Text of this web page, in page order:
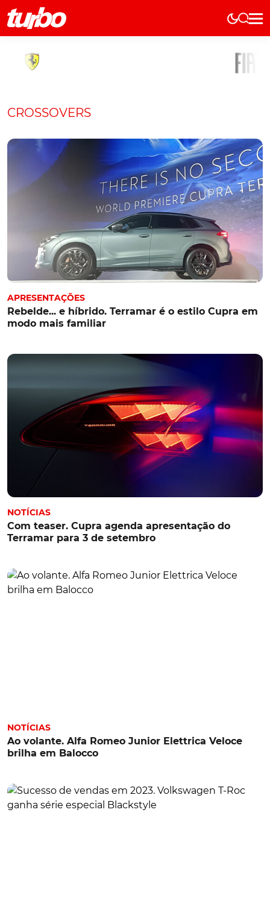
Elétricos
Marcas
História
Comerciais
Curiosidades
Elétricos
CROSSOVERS
APRESENTAÇÕES
Rebelde... e híbrido. Terramar é o estilo Cupra em
modo mais familiar
NOTÍCIAS
Com teaser. Cupra agenda apresentação do
Terramar para 3 de setembro
NOTÍCIAS
Ao volante. Alfa Romeo Junior Elettrica Veloce
brilha em Balocco